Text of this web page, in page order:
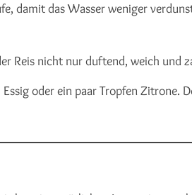
damit das Wasser weniger
Reis nicht nur duftend, weich und
oder ein paar Tropfen Zitrone.